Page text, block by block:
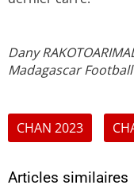
Dany
Madagascar Football
CHAN 2023
Articles similaires